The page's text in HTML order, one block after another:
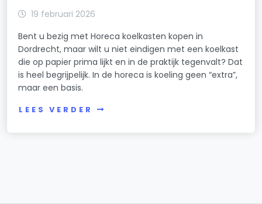
19 februari 2026
Bent u bezig met Horeca koelkasten kopen in
Dordrecht, maar wilt u niet eindigen met een koelkast
die op papier prima lijkt en in de praktijk tegenvalt? Dat
is heel begrijpelijk. In de horeca is koeling geen “extra”,
maar een basis.
LEES VERDER